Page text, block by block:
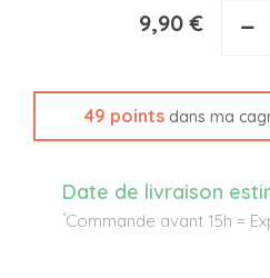
9,90 € −
49 pointsdans ma
Date de livraison
*Commande avant 15h =